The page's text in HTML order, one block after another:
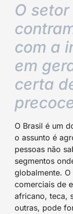
O
com a
em
certa
O Brasil é um
o assunto é
pessoas não
segmentos
globalmente.
comerciais de
africano, teca,
outras, pode